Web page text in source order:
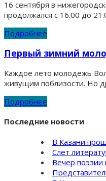
16 сентября в
продолжался с 16.00 до
Подробнее
Первый зимний
Каждое лето молодежь
живущим поблизости. Но
Подробнее
Последние новости
В Казани
Слет
Вечер